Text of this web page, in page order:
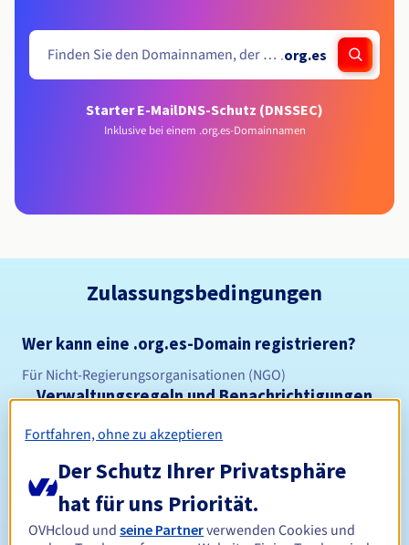
.org.es
Starter E-MailDNS-Schutz (DNSSEC)
Inklusive bei einem .org.es-Domainnamen
Zulassungsbedingungen
Wer kann eine .org.es-Domain registrieren?
Für Nicht-Regierungsorganisationen (NGO)
Verwaltungsregeln und Benachrichtigungen
Registrierungszeitraum Zwischen 1 und 10 Jahren
Fortfahren, ohne zu akzeptieren
Der Schutz Ihrer Privatsphäre
hat für uns Priorität.
OVHcloud undseine Partnerverwenden Cookies und